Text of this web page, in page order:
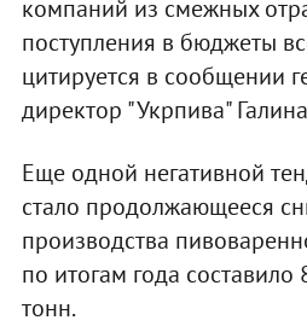
компаний из смежных
поступления в бюджеты
цитируется в сообщении
директор "Укрпива"
Еще одной негативной
стало продолжающееся
производства
по итогам года составило
тонн.